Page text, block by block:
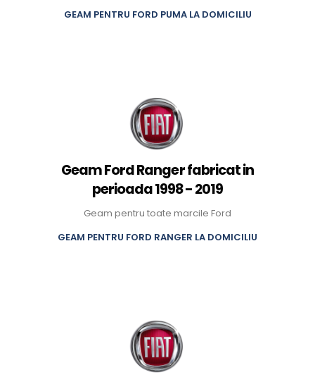
GEAM PENTRU FORD PUMA LA DOMICILIU
Geam Ford Ranger fabricat in
perioada 1998 - 2019
Geam pentru toate marcile Ford
GEAM PENTRU FORD RANGER LA DOMICILIU